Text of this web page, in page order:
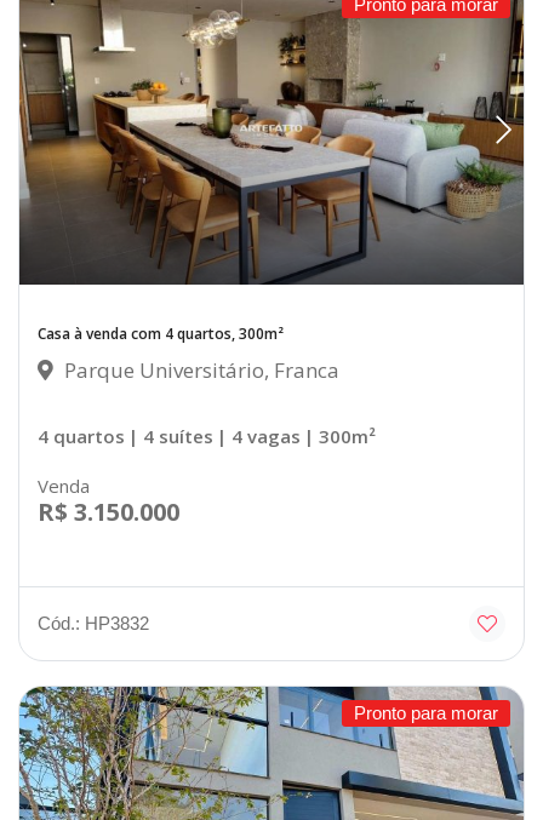
Pronto para morar
Casa à venda com 4 quartos, 300m²
Parque Universitário, Franca
4 quartos | 4 suítes | 4 vagas | 300m²
Venda
R$ 3.150.000
Cód.: HP3832
Pronto para morar